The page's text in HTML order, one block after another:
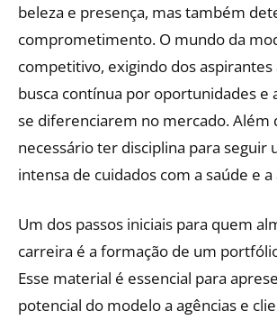
beleza e presença, mas também
comprometimento. O mundo da
competitivo, exigindo dos aspirantes
busca contínua por oportunidades e
se diferenciarem no mercado. Além
necessário ter disciplina para seguir
intensa de cuidados com a saúde e
Um dos passos iniciais para quem
carreira é a formação de um
Esse material é essencial para
potencial do modelo a agências e